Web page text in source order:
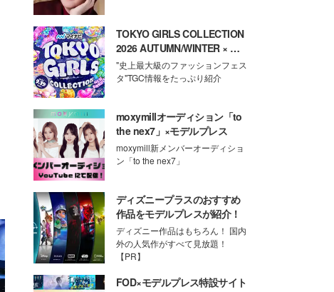
TOKYO GIRLS COLLECTION
2026 AUTUMN/WINTER × モ
デルプレス
"史上最大級のファッションフェス
タ"TGC情報をたっぷり紹介
moxymillオーディション「to
the nex7」×モデルプレス
moxymill新メンバーオーディショ
ン「to the nex7」
ディズニープラスのおすすめ
作品をモデルプレスが紹介！
ディズニー作品はもちろん！ 国内
外の人気作がすべて見放題！
【PR】
FOD×モデルプレス特設サイト